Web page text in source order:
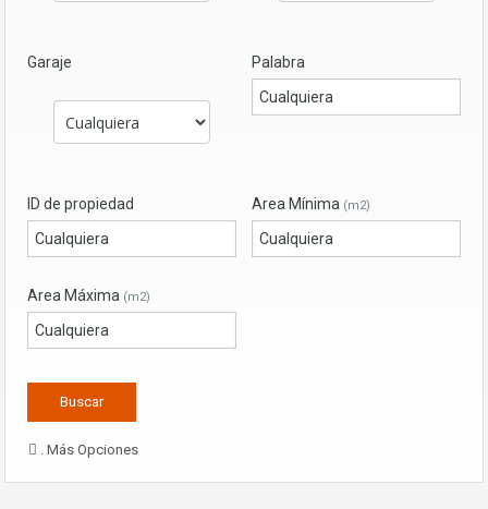
Garaje Palabra
ID de propiedad Area Mínima (m2)
Area Máxima (m2)
. Más Opciones